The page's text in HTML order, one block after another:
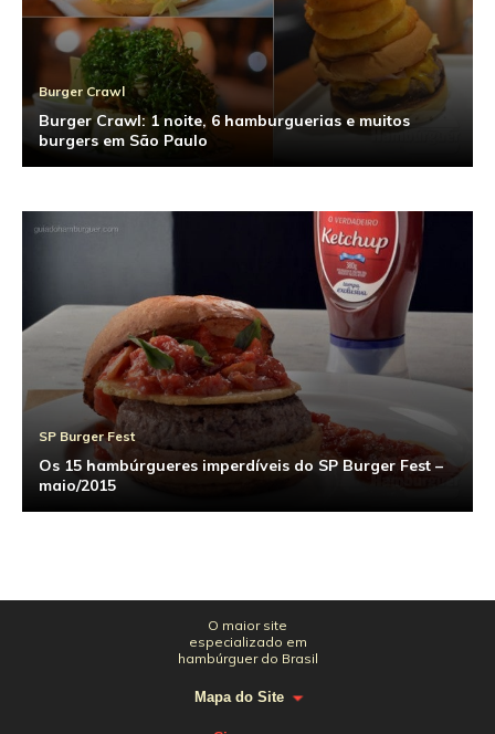
Burger Crawl
Burger Crawl: 1 noite, 6 hamburguerias e muitos
burgers em São Paulo
SP Burger Fest
Os 15 hambúrgueres imperdíveis do SP Burger Fest –
maio/2015
O maior site
especializado em
hambúrguer do Brasil
Mapa do Site